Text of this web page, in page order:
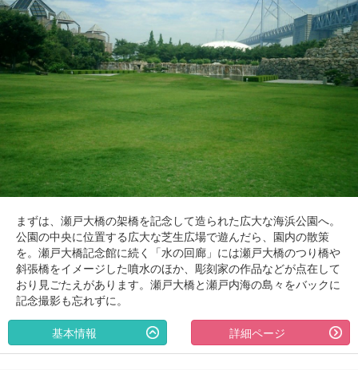
まずは、瀬戸大橋の架橋を記念して造られた広大な海浜公園へ。
公園の中央に位置する広大な芝生広場で遊んだら、園内の散策
を。瀬戸大橋記念館に続く「水の回廊」には瀬戸大橋のつり橋や
斜張橋をイメージした噴水のほか、彫刻家の作品などが点在して
おり見ごたえがあります。瀬戸大橋と瀬戸内海の島々をバックに
記念撮影も忘れずに。
詳細ページ
基本情報